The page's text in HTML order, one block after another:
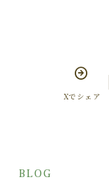
Xでシェア
BLOG